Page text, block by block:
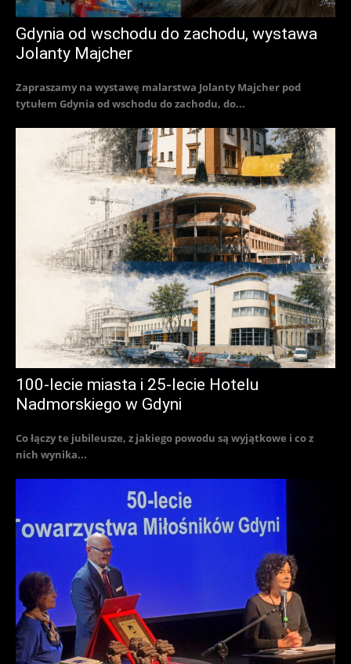
Gdynia od wschodu do zachodu, wystawa
Jolanty Majcher
Zapraszamy na wystawę malarstwa Jolanty Majcher pod
tytułem Gdynia od wschodu do zachodu, do...
100-lecie miasta i 25-lecie Hotelu
Nadmorskiego w Gdyni
Co łączy te jubileusze, z jakiego powodu są wyjątkowe i co z
nich wynika...